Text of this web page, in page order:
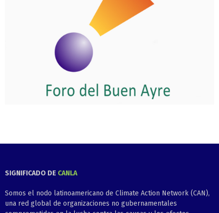
SIGNIFICADO DE CANLA
Somos el nodo latinoamericano de Climate Action Network (CAN),
una red global de organizaciones no gubernamentales